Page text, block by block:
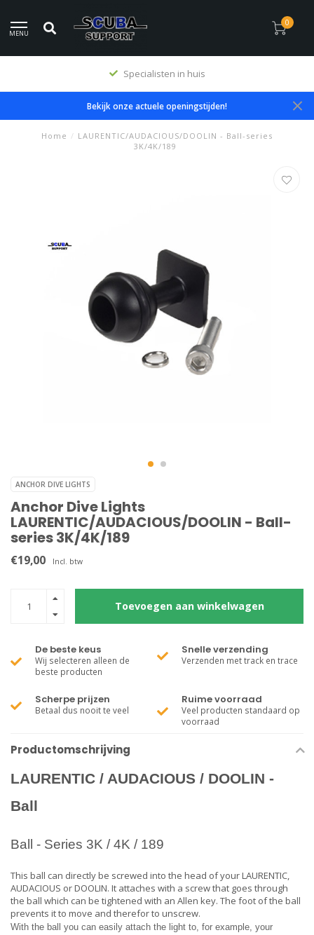
MENU
0
Specialisten in huis
Bekijk onze actuele openingstijden!
Home / LAURENTIC/AUDACIOUS/DOOLIN - Ball-series
3K/4K/189
ANCHOR DIVE LIGHTS
Anchor Dive Lights
LAURENTIC/AUDACIOUS/DOOLIN - Ball-
series 3K/4K/189
€19,00 Incl. btw
Toevoegen aan winkelwagen
De beste keus
Wij selecteren alleen de
beste producten
Snelle verzending
Verzenden met track en trace
Scherpe prijzen
Betaal dus nooit te veel
Ruime voorraad
Veel producten standaard op
voorraad
Productomschrijving
LAURENTIC / AUDACIOUS / DOOLIN -
Ball
Ball - Series 3K / 4K / 189
This ball can directly be screwed into the head of your LAURENTIC,
AUDACIOUS or DOOLIN. It attaches with a screw that goes through
the ball which can be tightened with an Allen key. The foot of the ball
prevents it to move and therefor to unscrew.
With the ball you can easily attach the light to, for example, your